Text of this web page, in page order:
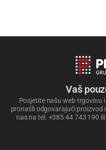
Vaš
Posjetite našu web trgovinu
pronašli odgovarajući proizvod
nas na tel. +385 44 743 190